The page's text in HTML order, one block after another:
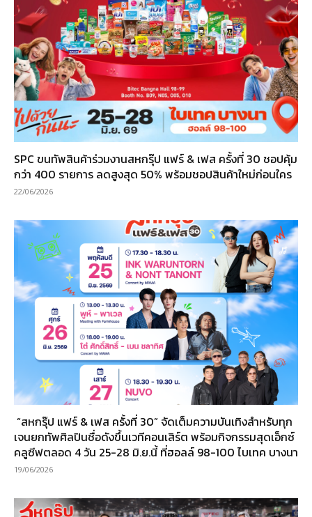
SPC ขนทัพสินค้าร่วมงานสหกรุ๊ป แฟร์ & เฟส ครั้งที่ 30 ชอปคุ้ม
กว่า 400 รายการ ลดสูงสุด 50% พร้อมชอปสินค้าใหม่ก่อนใคร
22/06/2026
“สหกรุ๊ป แฟร์ & เฟส ครั้งที่ 30” จัดเต็มความบันเทิงสำหรับทุก
เจนยกทัพศิลปินชื่อดังขึ้นเวทีคอนเสิร์ต พร้อมกิจกรรมสุดเอ็กซ์
คลูซีฟตลอด 4 วัน 25-28 มิ.ย.นี้ ที่ฮอลล์ 98-100 ไบเทค บางนา
19/06/2026